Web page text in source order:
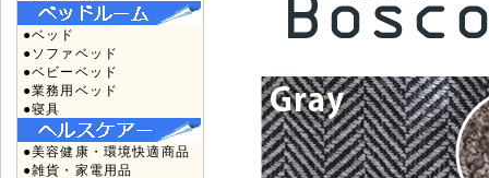
●ベッド
●ソファベッド
●ベビーベッド
●業務用ベッド
●寝具
●美容健康・環境快適商品
●雑貨・家電用品